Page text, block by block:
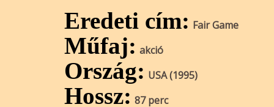
Eredeti cím: Fair Game
Műfaj: akció
Ország: USA (1995)
Hossz: 87 perc